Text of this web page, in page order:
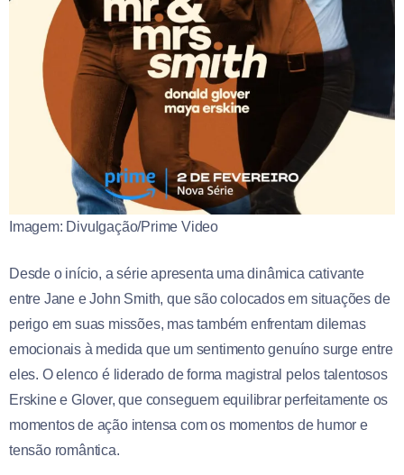
Imagem: Divulgação/Prime Video
Desde o início, a série apresenta uma dinâmica cativante
entre Jane e John Smith, que são colocados em situações de
perigo em suas missões, mas também enfrentam dilemas
emocionais à medida que um sentimento genuíno surge entre
eles. O elenco é liderado de forma magistral pelos talentosos
Erskine e Glover, que conseguem equilibrar perfeitamente os
momentos de ação intensa com os momentos de humor e
tensão romântica.